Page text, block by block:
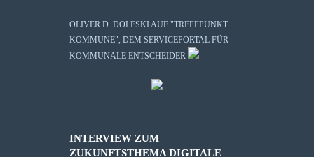
OLIVER D. DOLESKI AUF "TREFFPUNKT
KOMMUNE", DEM SERVICEPORTAL FÜR
KOMMUNALE ENTSCHEIDER
INTERVIEW ZUM
ZUKUNFTSTHEMA DIGITALE